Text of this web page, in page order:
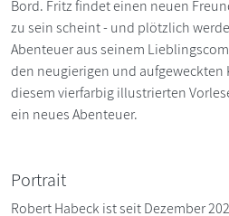
Bord. Fritz findet einen neuen
zu sein scheint - und plötzlich
Abenteuer aus seinem
den neugierigen und aufgeweckten
diesem vierfarbig illustrierten
ein neues Abenteuer.
Portrait
Robert Habeck ist seit Dezember